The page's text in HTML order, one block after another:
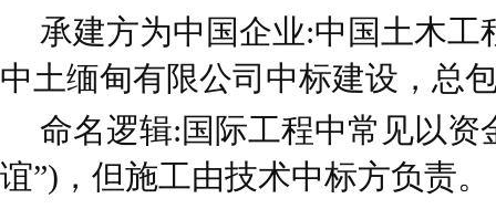
承建方为中国企业:中国土木工
中土缅甸有限公司中标建设，总
命名逻辑:国际工程中常见以资
谊”)，但施工由技术中标方负责。